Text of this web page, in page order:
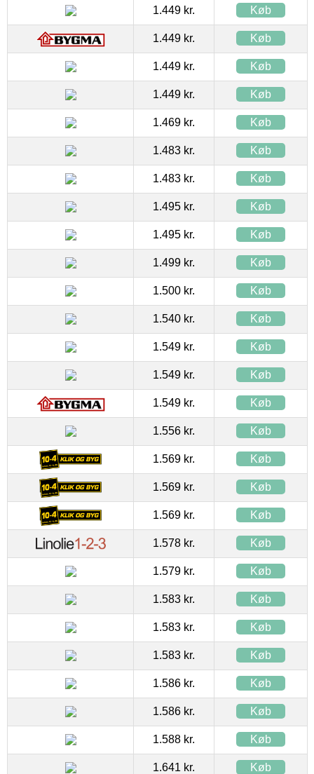
1.449 kr. Køb
1.449 kr. Køb
1.449 kr. Køb
1.449 kr. Køb
1.469 kr. Køb
1.483 kr. Køb
1.483 kr. Køb
1.495 kr. Køb
1.495 kr. Køb
1.499 kr. Køb
1.500 kr. Køb
1.540 kr. Køb
1.549 kr. Køb
1.549 kr. Køb
1.549 kr. Køb
1.556 kr. Køb
1.569 kr. Køb
1.569 kr. Køb
1.569 kr. Køb
1.578 kr. Køb
1.579 kr. Køb
1.583 kr. Køb
1.583 kr. Køb
1.583 kr. Køb
1.586 kr. Køb
1.586 kr. Køb
1.588 kr. Køb
1.641 kr. Køb